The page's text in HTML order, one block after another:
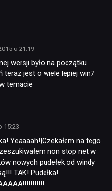
o 21:19
wersji było na początku
teraz jest o wiele lepiej win7
temacie
15:23
Yeaaaah!|Czekałem na tego
non stop net w
nowych pudełek od windy
TAK! Pudełka!